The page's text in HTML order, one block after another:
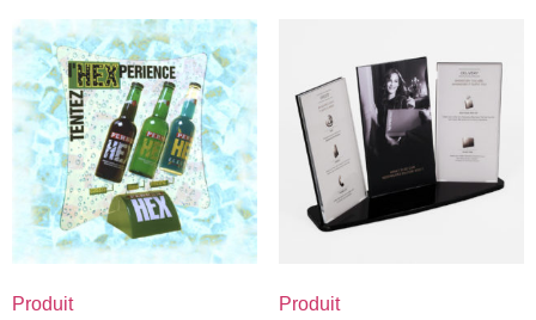
Produit Produit